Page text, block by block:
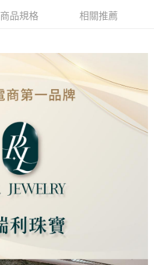
商品規格 相關推薦